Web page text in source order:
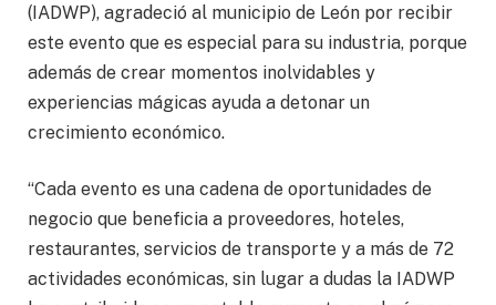
(IADWP), agradeció al municipio de León por recibir
este evento que es especial para su industria, porque
además de crear momentos inolvidables y
experiencias mágicas ayuda a detonar un
crecimiento económico.
“Cada evento es una cadena de oportunidades de
negocio que beneficia a proveedores, hoteles,
restaurantes, servicios de transporte y a más de 72
actividades económicas, sin lugar a dudas la IADWP